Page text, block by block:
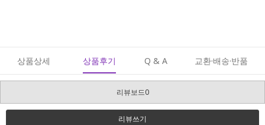
상품상세 상품후기 Q & A 교환·배송·반품
리뷰보드0
리뷰쓰기